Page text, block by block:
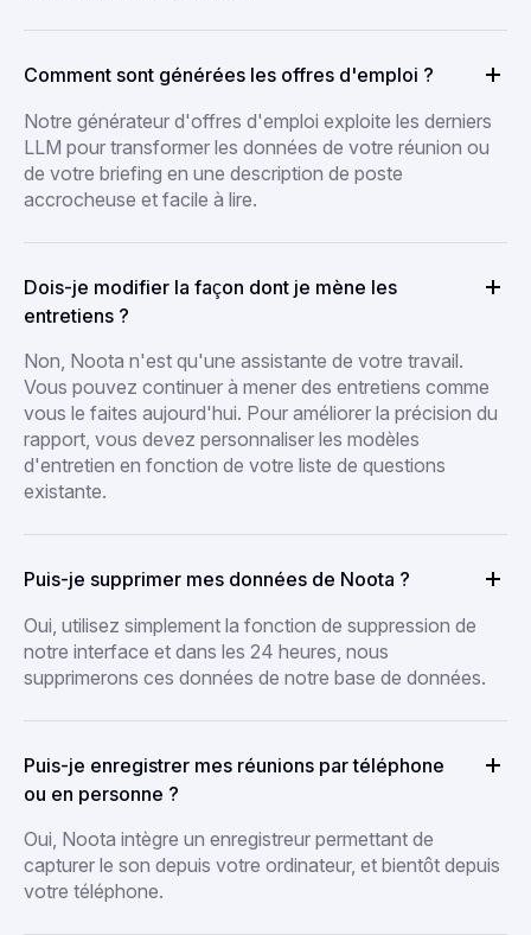
Comment sont générées les offres d'emploi ?
Notre générateur d'offres d'emploi exploite les derniers
LLM pour transformer les données de votre réunion ou
de votre briefing en une description de poste
accrocheuse et facile à lire.
Dois-je modifier la façon dont je mène les
entretiens ?
Non, Noota n'est qu'une assistante de votre travail.
Vous pouvez continuer à mener des entretiens comme
vous le faites aujourd'hui. Pour améliorer la précision du
rapport, vous devez personnaliser les modèles
d'entretien en fonction de votre liste de questions
existante.
Puis-je supprimer mes données de Noota ?
Oui, utilisez simplement la fonction de suppression de
notre interface et dans les 24 heures, nous
supprimerons ces données de notre base de données.
Puis-je enregistrer mes réunions par téléphone
ou en personne ?
Oui, Noota intègre un enregistreur permettant de
capturer le son depuis votre ordinateur, et bientôt depuis
votre téléphone.